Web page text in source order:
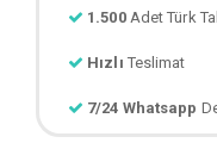
1.500 Adet Türk
Hızlı Teslimat
7/24 Whatsapp